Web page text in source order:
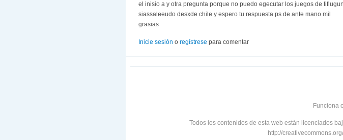
el inisio a y otra pregunta porque no puedo egecutar los juegos de
siassaleeudo desxde chile y espero tu respuesta ps de ante mano mil
grasias
Inicie sesión o regístrese para comentar
Funciona
Todos los contenidos de esta web están licenciados
http://